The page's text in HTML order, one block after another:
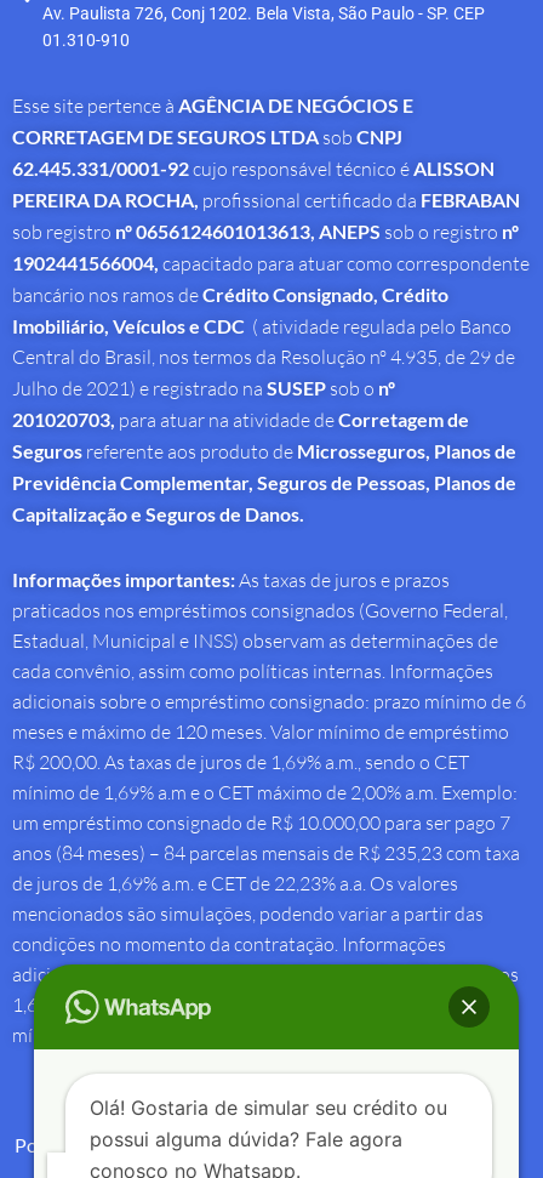
Av. Paulista 726, Conj 1202. Bela Vista, São Paulo - SP. CEP
01.310-910
Esse site pertence à AGÊNCIA DE NEGÓCIOS E
CORRETAGEM DE SEGUROS LTDA sob CNPJ
62.445.331/0001-92cujo responsável técnico é ALISSON
PEREIRA DA ROCHA profissional certificado da FEBRABAN
sob registro nº 0656124601013613, ANEPS sob o registro nº
1902441566004, capacitado para atuar como correspondente
bancário nos ramos deCrédito Consignado, Crédito
Imobiliário, Veículos e CDC ( atividade regulada pelo Banco
Central do Brasil, nos termos da Resolução nº 4.935, de 29 de
Julho de 2021) e registrado na SUSEP sob o nº
201020703, para atuar na atividade deCorretagem de
Seguros referente aos produto de Microsseguros, Planos de
Previdência Complementar, Seguros de Pessoas, Planos de
Capitalização e Seguros de Danos.
Informações importantes:As taxas de juros e prazos
praticados nos empréstimos consignados (Governo Federal,
Estadual, Municipal e INSS) observam as determinações de
cada convênio, assim como políticas internas. Informações
adicionais sobre o empréstimo consignado: prazo mínimo de 6
meses e máximo de 120 meses. Valor mínimo de empréstimo
R$ 200,00. As taxas de juros de 1,69% a.m., sendo o CET
mínimo de 1,69% a.m e o CET máximo de 2,00% a.m. Exemplo:
um empréstimo consignado de R$ 10.000,00 para ser pago 7
anos (84 meses) – 84 parcelas mensais de R$ 235,23 com taxa
de juros de 1,69% a.m. e CET de 22,23% a.a. Os valores
mencionados são simulações, podendo variar a partir das
condições no momento da contratação. Informações
adicionais sobre antecipação saque-aniversário: Taxa de juros
1,69% a.m e Custo Efetivo Total máximo de 1,92% a.m. e
mínimo de 1,88% a.m.
Política de Privacidade
Olá! Gostaria de simular seu crédito ou
possui alguma dúvida? Fale agora
conosco no Whatsapp.